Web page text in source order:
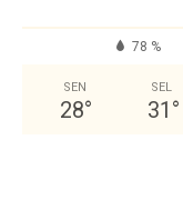
78 %
SEN
28°
SEL
31 °